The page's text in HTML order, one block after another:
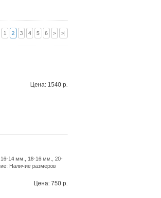
1 2 3 4 5 6 > >|
Цена: 1540 р.
14 мм., 18-16 мм., 20-
Наличие размеров
Цена: 750 р.